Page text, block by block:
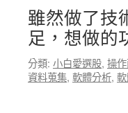
雖然做了技
足，想做的
分類: 小白愛選股, 操
資料蒐集, 軟體分析,